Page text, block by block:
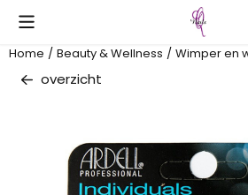
Cookievoorkeuren zijn beschikbaar.
Home / Beauty & Wellness / Wimper en
overzicht